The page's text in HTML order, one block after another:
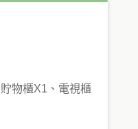
物櫃X1、電視櫃